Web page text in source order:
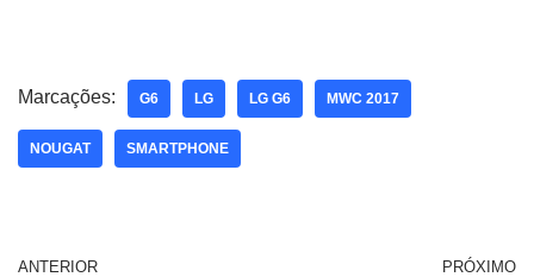
Marcações: G6 LG LG G6 MWC 2017
NOUGAT SMARTPHONE
ANTERIOR PRÓXIMO